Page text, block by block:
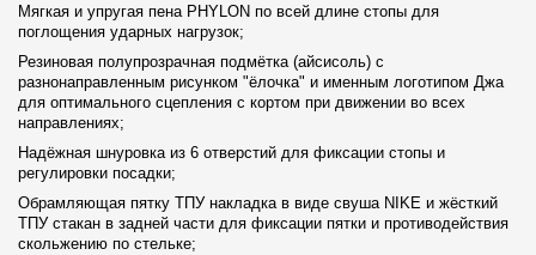
Мягкая и упругая пена PHYLON по всей длине стопы для
поглощения ударных нагрузок;
Резиновая полупрозрачная подмётка (айсисоль) с
разнонаправленным рисунком "ёлочка" и именным логотипом Джа
для оптимального сцепления с кортом при движении во всех
направлениях;
Надёжная шнуровка из 6 отверстий для фиксации стопы и
регулировки посадки;
Обрамляющая пятку ТПУ накладка в виде свуша NIKE и жёсткий
ТПУ стакан в задней части для фиксации пятки и противодействия
скольжению по стельке;